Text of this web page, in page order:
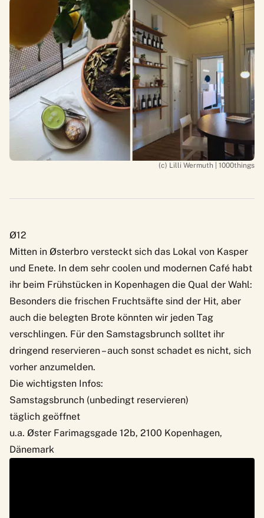
(c) Lilli Wermuth | 1000things
Ø12
Mitten in Østerbro versteckt sich das Lokal von Kasper
und Enete. In dem sehr coolen und modernen Café habt
ihr beim Frühstücken in Kopenhagen die Qual der Wahl:
Besonders die frischen Fruchtsäfte sind der Hit, aber
auch die belegten Brote könnten wir jeden Tag
verschlingen. Für den Samstagsbrunch solltet ihr
dringend reservieren – auch sonst schadet es nicht, sich
vorher anzumelden.
Die wichtigsten Infos:
Samstagsbrunch (unbedingt reservieren)
täglich geöffnet
u.a. Øster Farimagsgade 12b, 2100 Kopenhagen,
Dänemark